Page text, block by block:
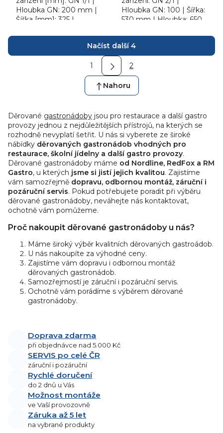
Hloubka GN: 200 mm |
Šířka [mm]: 325 |
Výška [mm]: 200.
Gastronádoba děrovaná
s uchy zasouvací
Hloubka GN: 100 | Šířka:
530 mm | Hloubka: 650
gastronádoba
O
v
l
á
d
a
í
p
r
v
k
y
v
ý
p
s
Načíst další 4
t
r
á
n
v
á
n
í
1 2
Nahoru
Děrované gastronádoby jsou pro restaurace a další gastro
provozy jednou z nejdůležitějších přístrojů, na kterých se
rozhodně nevyplatí šetřit. U nás si vyberete ze široké
nábídky děrovaných gastronádob vhodných pro
restaurace, školní jídelny a další gastro provozy.
Děrované gastronádoby máme od Nordline, RedFox a RM
Gastro, u kterých jsme si jistí jejich kvalitou. Zajistíme
vám samozřejmě dopravu, odbornou montáž, záruční i
pozáruční servis. Pokud potřebujete poradit při výběru
děrované gastronádoby, neváhejte nás kontaktovat,
ochotně vám pomůžeme.
Proč nakoupit děrované gastronádoby u nás?
Máme široký výběr kvalitních děrovaných gastroádob.
U nás nakoupíte za výhodné ceny.
Zajistíme vám dopravu i odbornou montáž
děrovaných gastronádob.
Samozřejmostí je záruční i pozáruční servis.
Ochotně vám porádíme s výběrem děrované
gastronádoby.
Doprava zdarma
při objednávce nad 5.000 Kč
SERVIS po celé ČR
záruční i pozáruční
Rychlé doručení
do 2 dnů u Vás
Možnost montáže
ve Vaší provozovně
Záruka až 5 let
na vybrané produkty